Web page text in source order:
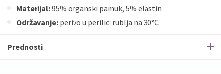
Materijal:95% organski pamuk, 5% elastin
Održavanje: perivo u perilici rublja na 30°C
Prednosti